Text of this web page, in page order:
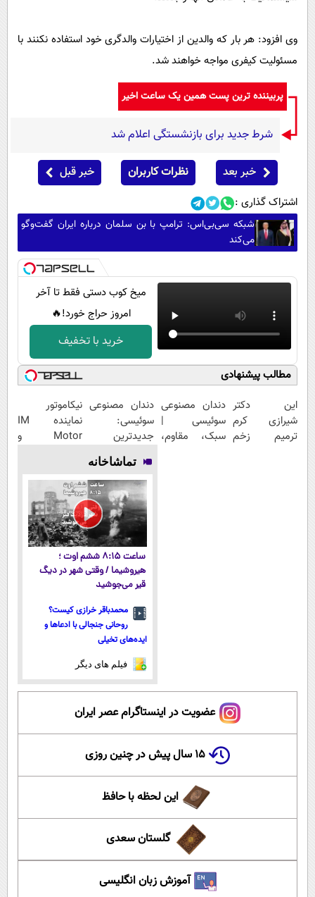
وی افزود: هر بار که والدین از اختیارات والدگری خود استفاده نکنند با
مسئولیت کیفری مواجه خواهند شد.
پربیننده ترین پست همین یک ساعت اخیر
شرط جدید برای بازنشستگی اعلام شد
خبر بعد نظرات کاربران خبر قبل
اشتراک گذاری :
شبکه سی‌بی‌اس: ترامپ با بن سلمان درباره ایران گفت‌وگو
می‌کند
میخ کوب دستی فقط تا آخر
امروز حراج خورد!🔥
خرید با تخفیف
مطالب پیشنهادی
این دکتر
شیرازی کرم
ترمیم زخم
دندان مصنوعی
سوئیسی |
سبک، مقاوم،
دندان مصنوعی
سوئیسی:
جدیدترین
فناوری اروپا،
سبک و مقاوم |
پرداخت قسطی
نیکاموتور
نماینده IM
Motor و
تماشاخانه
ساعت ۸:۱۵ ششم اوت ؛
هیروشیما / وقتی شهر در دیگ
قیر می‌جوشید
محمدباقر خرازی کیست؟
روحانی جنجالی با ادعاها و
ایده‌های تخیلی
فیلم های دیگر
عضویت در اینستاگرام عصر ایران
۱۵ سال پیش در چنین روزی
این لحظه با حافظ
گلستان سعدی
آموزش زبان انگلیسی